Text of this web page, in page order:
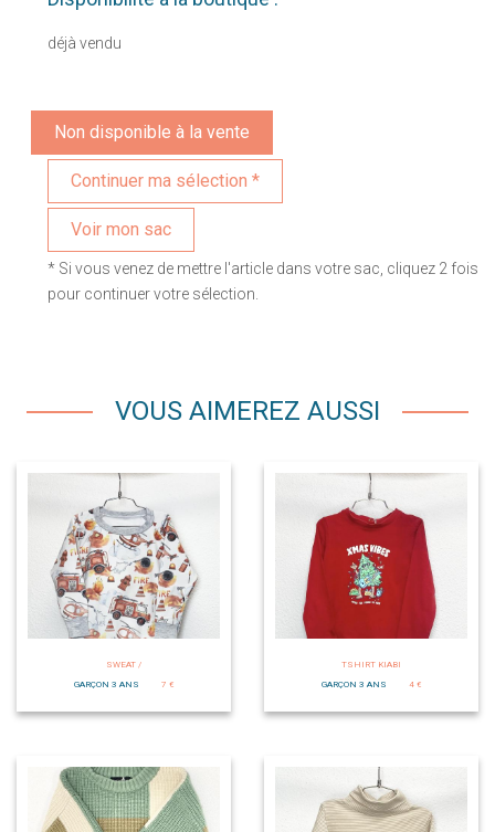
déjà vendu
Non disponible à la vente
Voir mon sac
* Si vous venez de mettre l'article dans votre sac, cliquez 2 fois
pour continuer votre sélection.
VOUS AIMEREZ AUSSI
SWEAT /
GARÇON 3 ANS
7 €
TSHIRT KIABI
GARÇON 3 ANS
4 €